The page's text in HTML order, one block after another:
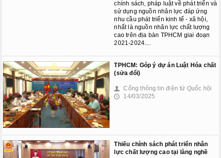
Phiên họp thứ 39
Phiên họp thứ 42
Phiên họp thứ 44
Phiên họp giữa kỳ
Phiên họp thứ 27
chính sách, pháp luật về phát triển và
sử dụng nguồn nhân lực đáp ứng
nhu cầu phát triển kinh tế - xã hội,
nhất là nguồn nhân lực chất lượng
cao trên địa bàn TPHCM giai đoạn
2021-2024....
TPHCM: Góp ý dự án Luật Hóa chất
(sửa đổi)
👤 Cổng thông tin điện tử Quốc hội
🕔 14/03/2025
Thiếu chính sách phát triển nhân
lực chất lượng cao tại làng nghề